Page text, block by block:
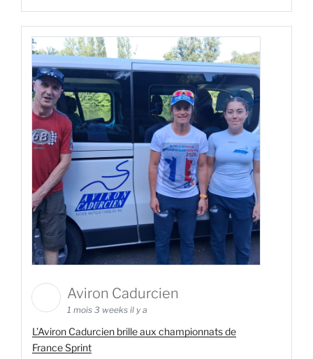
Aviron Cadurcien
1 mois 3 weeks il y a
L’Aviron Cadurcien brille aux championnats de
France Sprint